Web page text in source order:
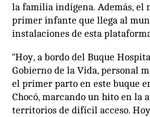
la familia indígena. Además, el
primer infante que llega al
instalaciones de esta
“Hoy, a bordo del Buque
Gobierno de la Vida, personal
el primer parto en este buque
Chocó, marcando un hito en la
territorios de difícil acceso.